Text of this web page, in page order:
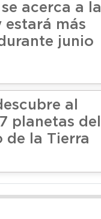
acerca a la
estará más
junio
al
planetas del
de la Tierra